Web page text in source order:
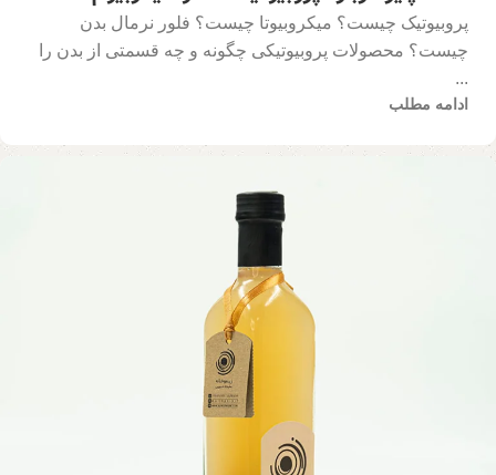
پروبیوتیک چیست؟ میکروبیوتا چیست؟ فلور نرمال بدن
چیست؟ محصولات پروبیوتیکی چگونه و چه قسمتی از بدن را
...
ادامه مطلب